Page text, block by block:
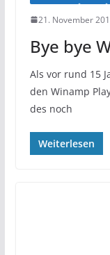
21. November
Bye bye
Als vor rund 15
den Winamp
des noch
Weiterlesen